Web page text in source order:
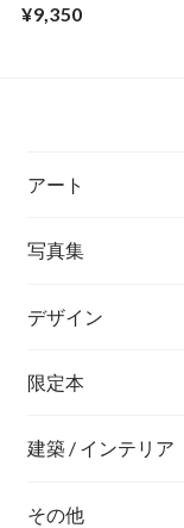
NICK
¥9,350
アート
写真集
デザイン
限定本
建築 / インテリア
その他